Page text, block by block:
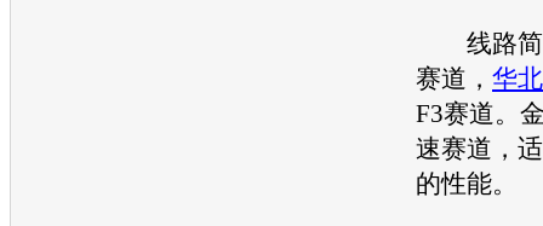
线路简
赛道， 华北
F3赛道。
速赛道，
的性能。